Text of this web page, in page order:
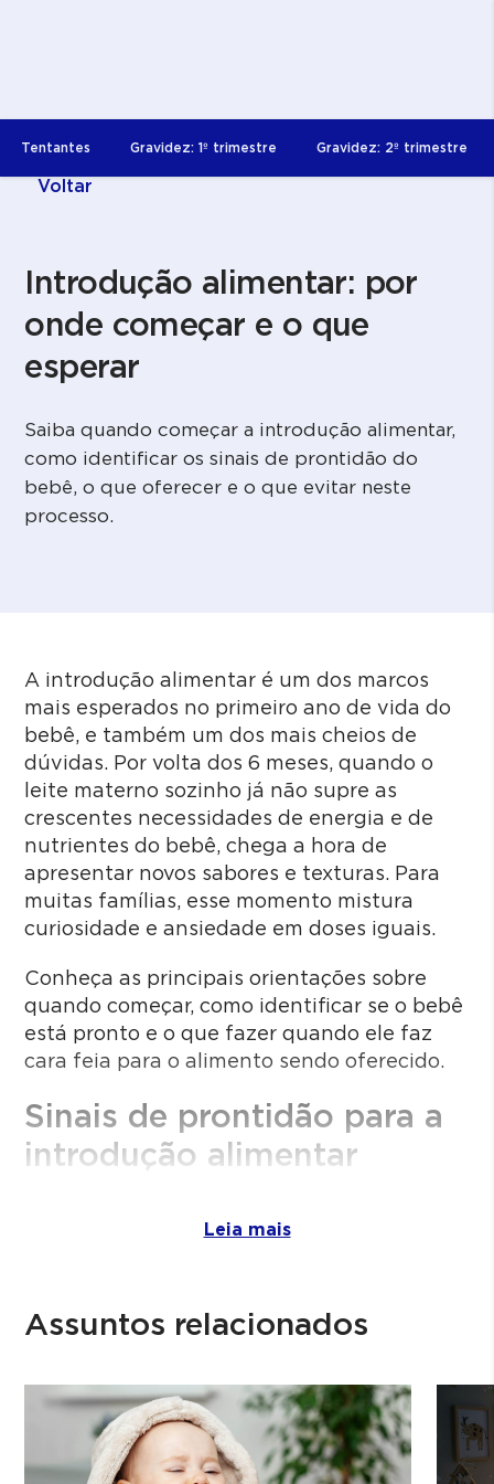
Tentantes Gravidez: 1º trimestre Gravidez: 2º trimestre
Voltar
Introdução alimentar: por
onde começar e o que
esperar
Saiba quando começar a introdução alimentar,
como identificar os sinais de prontidão do
bebê, o que oferecer e o que evitar neste
processo.
A introdução alimentar é um dos marcos
mais esperados no primeiro ano de vida do
bebê, e também um dos mais cheios de
dúvidas. Por volta dos 6 meses, quando o
leite materno sozinho já não supre as
crescentes necessidades de energia e de
nutrientes do bebê, chega a hora de
apresentar novos sabores e texturas. Para
muitas famílias, esse momento mistura
curiosidade e ansiedade em doses iguais.
Conheça as principais orientações sobre
quando começar, como identificar se o bebê
está pronto e o que fazer quando ele faz
cara feia para o alimento sendo oferecido.
Sinais de prontidão para a
introdução alimentar
Mundial da Saúde e da Sociedade Brasileira
mantendo o aleitamento materno. Antes
disso, o sistema digestivo e imunológico do
O processo é gradual, e o principal objetivo
dessas primeiras semanas não é fazer o
bebê comer muito, mas sim apresentar a ele
Leia mais
Assuntos relacionados